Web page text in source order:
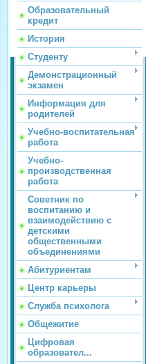
Образовательный
кредит
История
Студенту
Демонстрационный
экзамен
Информация для
родителей
Учебно-воспитательная
работа
Учебно-
производственная
работа
Советник по
воспитанию и
взаимодействию с
детскими
общественными
объединениями
Абитуриентам
Центр карьеры
Служба психолога
Общежитие
Цифровая
образовател...